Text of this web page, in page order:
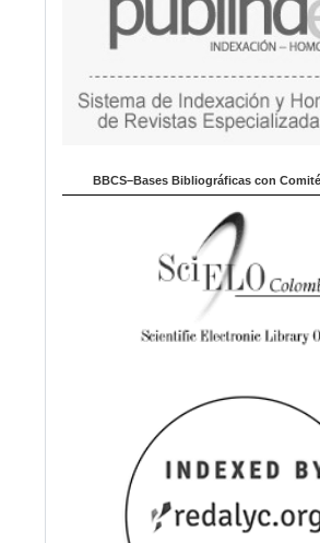
BBCS–Bases Bibliográficas con